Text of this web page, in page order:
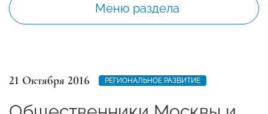
Меню раздела
21 Октября 2016 РЕГИОНАЛЬНОЕ РАЗВИТИЕ